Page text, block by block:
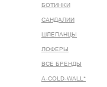
БОТИНКИ
САНДАЛИИ
ШЛЕПАНЦЫ
ЛОФЕРЫ
ВСЕ БРЕНДЫ
A-COLD-WALL*